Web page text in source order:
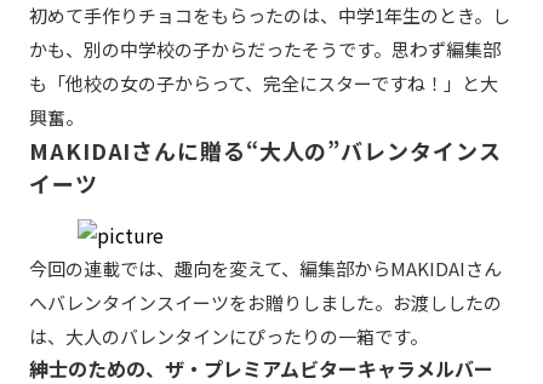
初めて手作りチョコをもらったのは、中学1年生のとき。し
かも、別の中学校の子からだったそうです。思わず編集部
も「他校の女の子からって、完全にスターですね！」と大
興奮。
MAKIDAIさんに贈る“大人の”バレンタインス
イーツ
今回の連載では、趣向を変えて、編集部からMAKIDAIさん
へバレンタインスイーツをお贈りしました。お渡ししたの
は、大人のバレンタインにぴったりの一箱です。
紳士のための、ザ・プレミアムビターキャラメルバー